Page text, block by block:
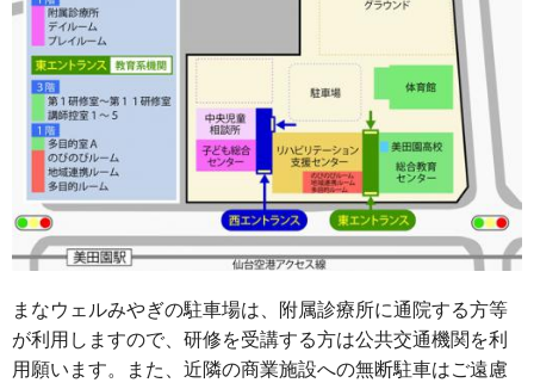
まなウェルみやぎの駐車場は、附属診療所に通院する方等
が利用しますので、研修を受講する方は公共交通機関を利
用願います。また、近隣の商業施設への無断駐車はご遠慮